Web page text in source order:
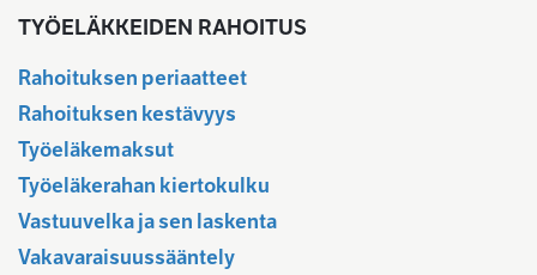
TYÖELÄKKEIDEN RAHOITUS
Rahoituksen periaatteet
Rahoituksen kestävyys
Työeläkemaksut
Työeläkerahan kiertokulku
Vastuuvelka ja sen laskenta
Vakavaraisuussääntely